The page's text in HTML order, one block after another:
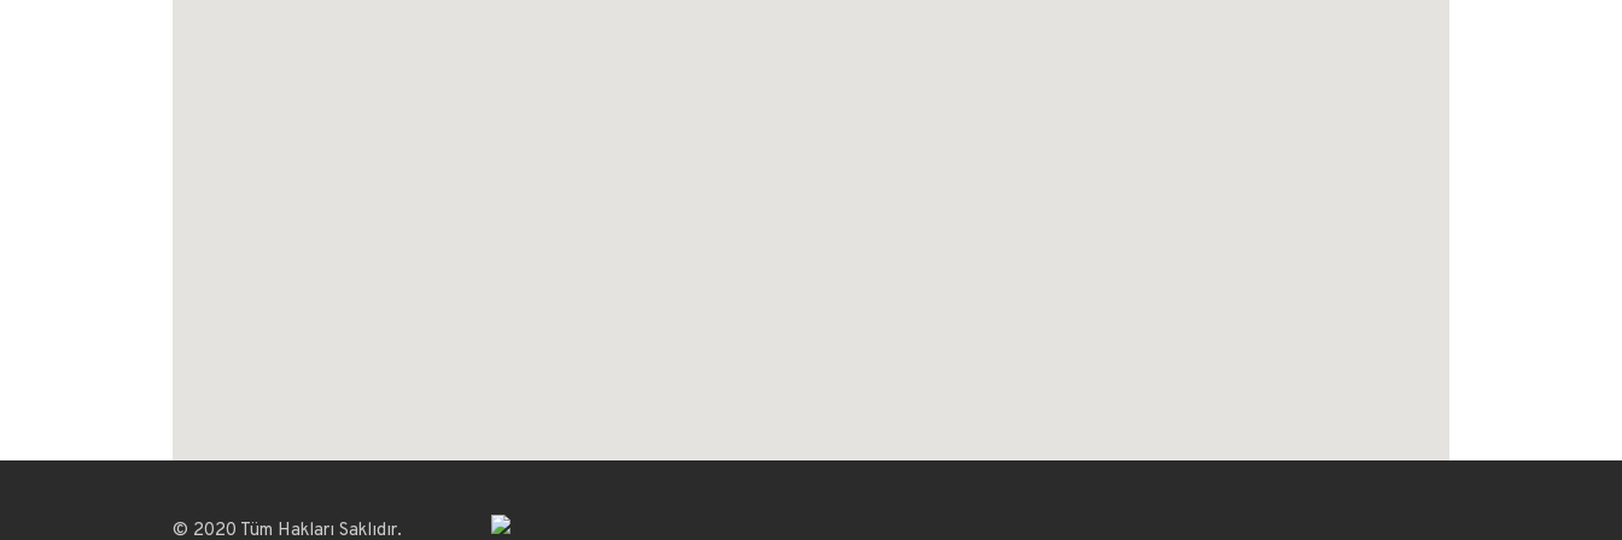
© 2020 Tüm Hakları Saklıdır.